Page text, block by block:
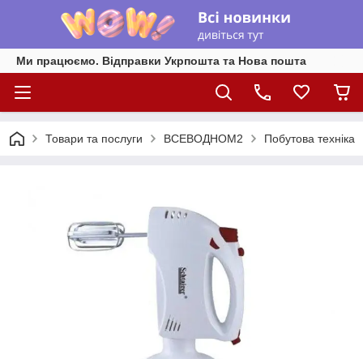
Ми працюємо. Відправки Укрпошта та Нова пошта
Товари та послуги ВСЕВОДНОМ2 Побутова техніка